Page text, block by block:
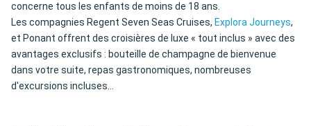
concerne tous les enfants de moins de 18 ans.
Les compagnies Regent Seven Seas Cruises, Explora Journeys,
et Ponant offrent des croisières de luxe « tout inclus » avec des
avantages exclusifs : bouteille de champagne de bienvenue
dans votre suite, repas gastronomiques, nombreuses
d'excursions incluses...